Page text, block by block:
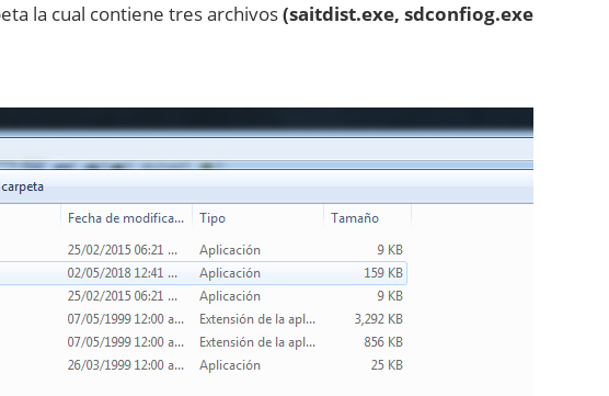
la cual contiene tres archivos(saitdist.exe, sdconfiog.exe